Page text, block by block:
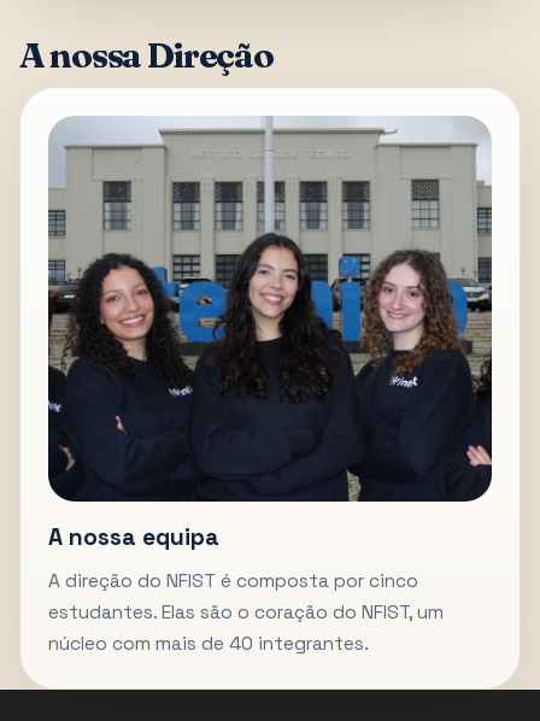
A nossa Direção
A nossa equipa
A direção do NFIST é composta por cinco
estudantes. Elas são o coração do NFIST, um
núcleo com mais de 40 integrantes.